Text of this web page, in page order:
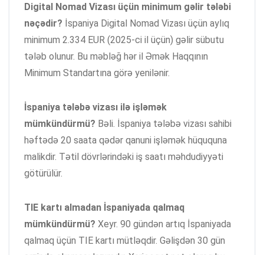
Digital Nomad Vizası üçün minimum gəlir tələbi
nəçədir? İspaniya Digital Nomad Vizası üçün aylıq
minimum 2.334 EUR (2025-ci il üçün) gəlir sübutu
tələb olunur. Bu məbləğ hər il Əmək Haqqının
Minimum Standartına görə yenilənir.
İspaniya tələbə vizası ilə işləmək
mümkündürmü? Bəli. İspaniya tələbə vizası sahibi
həftədə 20 saata qədər qanuni işləmək hüququna
malikdir. Tətil dövrlərindəki iş saatı məhdudiyyəti
götürülür.
TIE kartı almadan İspaniyada qalmaq
mümkündürmü? Xeyr. 90 gündən artıq İspaniyada
qalmaq üçün TIE kartı mütləqdir. Gəlişdən 30 gün